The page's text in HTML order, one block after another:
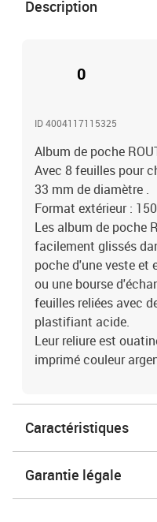
Description
0
ID 4004117115325
Album de poche
Avec 8 feuilles pour
33 mm de diamètre .
Format extérieur :
Les album de poche
facilement glissés
poche d'une veste et
ou une bourse
feuilles reliées avec
plastifiant acide.
Leur reliure est
imprimé couleur
Caractéristiques
Garantie légale